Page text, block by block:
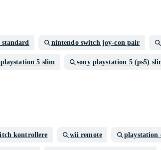
nintendo switch joy-con pair
playstation 5 slim sony playstation 5 (ps5)
kontrollere wii remote playstation